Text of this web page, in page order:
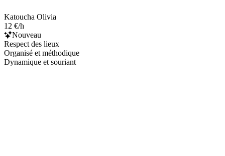
Katoucha Olivia
12 €/h
Nouveau
Respect des lieux
Organisé et méthodique
Dynamique et souriant